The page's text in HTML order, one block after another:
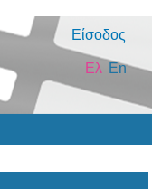
Είσοδος
En
Ελ